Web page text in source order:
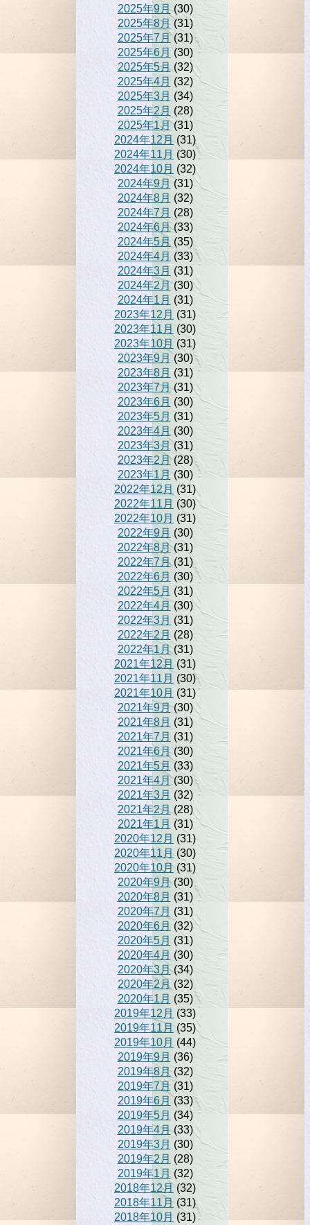
2025年9月(30)
2025年8月(31)
2025年7月(31)
2025年6月(30)
2025年5月(32)
2025年4月 (32)
2025年3月 (34)
2025年2月 (28)
2025年1月(31)
2024年12月 (31)
2024年11月 (30)
2024年10月 (32)
2024年9月 (31)
2024年8月 (32)
2024年7月 (28)
2024年6月(33)
2024年5月(35)
2024年4月 (33)
2024年3月 (31)
2024年2月(30)
2024年1月 (31)
2023年12月 (31)
2023年11月 (30)
2023年10月(31)
2023年9月 (30)
2023年8月(31)
2023年7月(31)
2023年6月 (30)
2023年5月 (31)
2023年4月(30)
2023年3月(31)
2023年2月(28)
2023年1月(30)
2022年12月 (31)
2022年11月 (30)
2022年10月 (31)
2022年9月 (30)
2022年8月(31)
2022年7月(31)
2022年6月 (30)
2022年5月 (31)
2022年4月 (30)
2022年3月 (31)
2022年2月 (28)
2022年1月(31)
2021年12月 (31)
2021年11月 (30)
2021年10月 (31)
2021年9月(30)
2021年8月 (31)
2021年7月 (31)
2021年6月(30)
2021年5月(33)
2021年4月(30)
2021年3月(32)
2021年2月(28)
2021年1月 (31)
2020年12月 (31)
2020年11月(30)
2020年10月(31)
2020年9月(30)
2020年8月 (31)
2020年7月 (31)
2020年6月 (32)
2020年5月 (31)
2020年4月 (30)
2020年3月(34)
2020年2月(32)
2020年1月 (35)
2019年12月 (33)
2019年11月 (35)
2019年10月 (44)
2019年9月 (36)
2019年8月(32)
2019年7月(31)
2019年6月 (33)
2019年5月(34)
2019年4月(33)
2019年3月 (30)
2019年2月 (28)
2019年1月(32)
2018年12月(32)
2018年11月 (31)
2018年10月 (31)